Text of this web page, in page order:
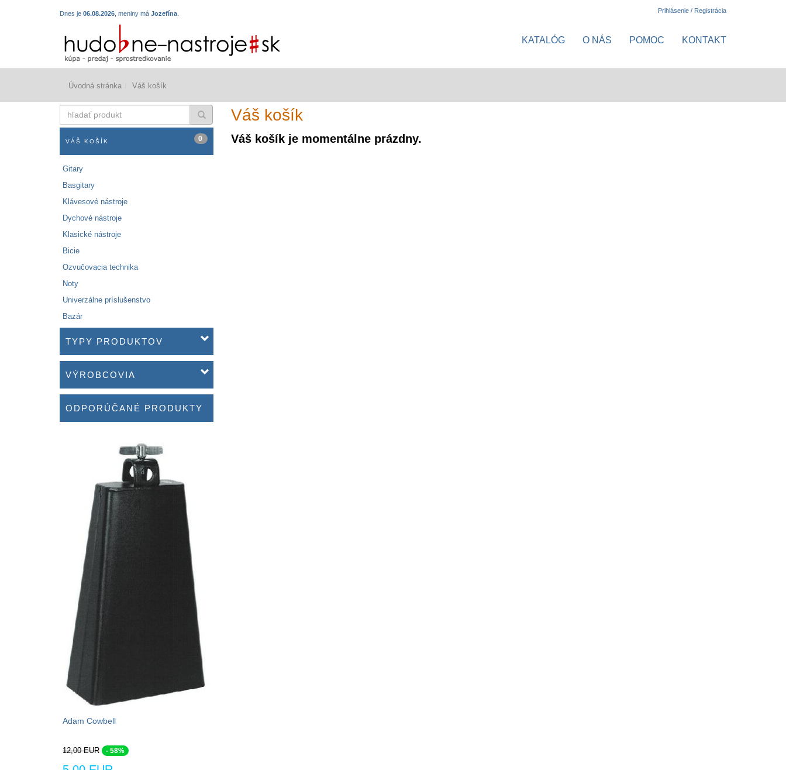
Dnes je 06.08.2026 , meniny má Jozefína Prihlásenie / Registrácia
KATALÓG O NÁS POMOC KONTAKT
Úvodná stránka Váš košík
produkt
VÁŠ KOŠÍK 0
Gitary
Basgitary
Klávesové nástroje
Dychové nástroje
Klasické nástroje
Bicie
Ozvučovacia technika
Noty
Univerzálne príslušenstvo
Bazár
TYPY PRODUKTOV
VÝROBCOVIA
ODPORÚČANÉ PRODUKTY
Adam Cowbell
12,00 EUR - 58%
Váš košík
Váš košík je momentálne prázdny.